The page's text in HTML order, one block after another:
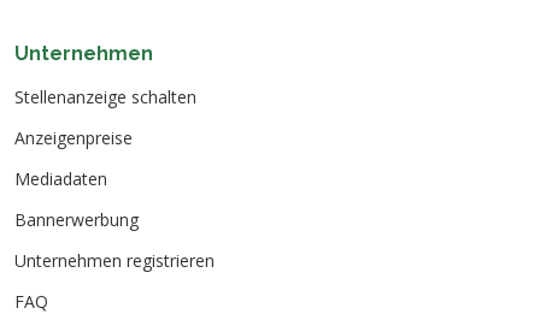
Unternehmen
Stellenanzeige schalten
Anzeigenpreise
Mediadaten
Bannerwerbung
Unternehmen registrieren
FAQ